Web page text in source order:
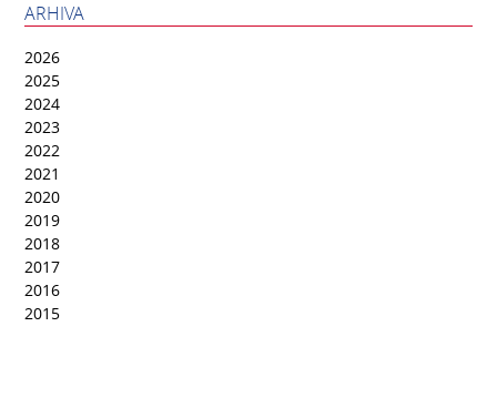
ARHIVA
2026
2025
2024
2023
2022
2021
2020
2019
2018
2017
2016
2015